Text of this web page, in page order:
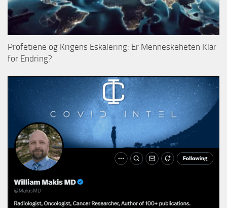
Profetiene og Krigens Eskalering: Er Menneskeheten Klar
for Endring?